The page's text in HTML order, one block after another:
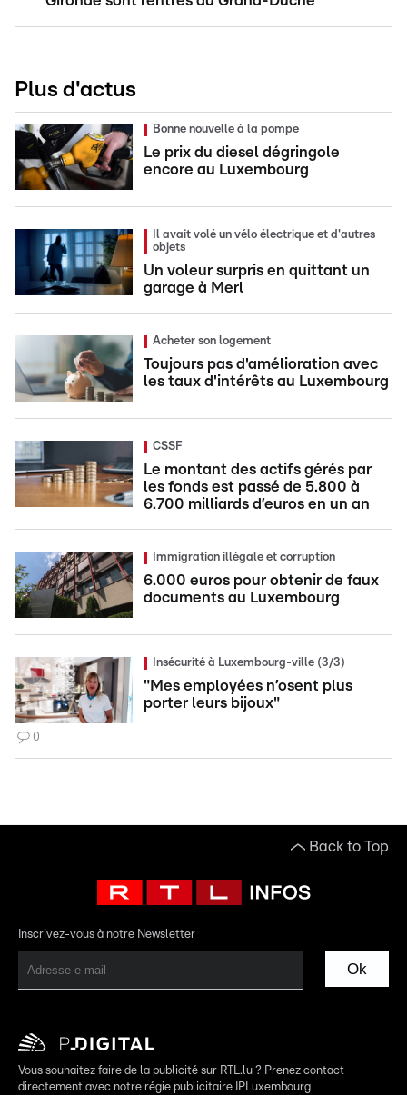
Plus d'actus
Bonne nouvelle à la pompe
Le prix du diesel dégringole
encore au Luxembourg
Il avait volé un vélo électrique et d'autres
objets
Un voleur surpris en quittant un
garage à Merl
Acheter son logement
Toujours pas d'amélioration avec
les taux d'intérêts au Luxembourg
CSSF
Le montant des actifs gérés par
les fonds est passé de 5.800 à
6.700 milliards d’euros en un an
Immigration illégale et corruption
6.000 euros pour obtenir de faux
documents au Luxembourg
Insécurité à Luxembourg-ville (3/3)
"Mes employées n’osent plus
porter leurs bijoux"
0
Back to Top
Inscrivez-vous à notre Newsletter
Ok
Vous souhaitez faire de la publicité sur RTL.lu ? Prenez contact
directement avec notre régie publicitaire IPLuxembourg